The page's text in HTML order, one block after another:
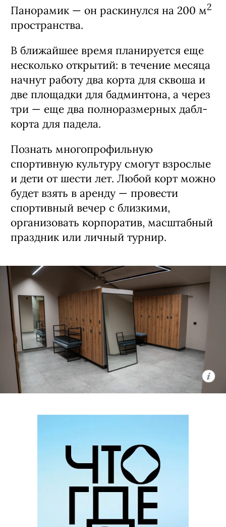
Панорамик — он раскинулся на 200 м2
пространства.
В ближайшее время планируется еще
несколько открытий: в течение месяца
начнут работу два корта для сквоша и
две площадки для бадминтона, а через
три — еще два полноразмерных дабл-
корта для падела.
Познать многопрофильную
спортивную культуру смогут взрослые
и дети от шести лет. Любой корт можно
будет взять в аренду — провести
спортивный вечер с близкими,
организовать корпоратив, масштабный
праздник или личный турнир.